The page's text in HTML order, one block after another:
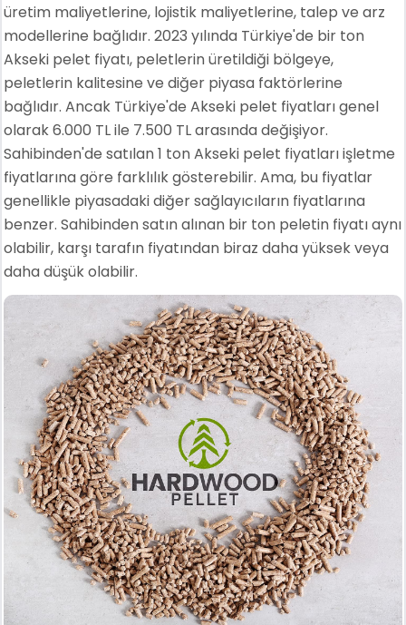
üretim maliyetlerine, lojistik maliyetlerine, talep ve arz
modellerine bağlıdır. 2023 yılında Türkiye'de bir ton
Akseki pelet fiyatı, peletlerin üretildiği bölgeye,
peletlerin kalitesine ve diğer piyasa faktörlerine
bağlıdır. Ancak Türkiye'de Akseki pelet fiyatları genel
olarak 6.000 TL ile 7.500 TL arasında değişiyor.
Sahibinden'de satılan 1 ton Akseki pelet fiyatları işletme
fiyatlarına göre farklılık gösterebilir. Ama, bu fiyatlar
genellikle piyasadaki diğer sağlayıcıların fiyatlarına
benzer. Sahibinden satın alınan bir ton peletin fiyatı aynı
olabilir, karşı tarafın fiyatından biraz daha yüksek veya
daha düşük olabilir.